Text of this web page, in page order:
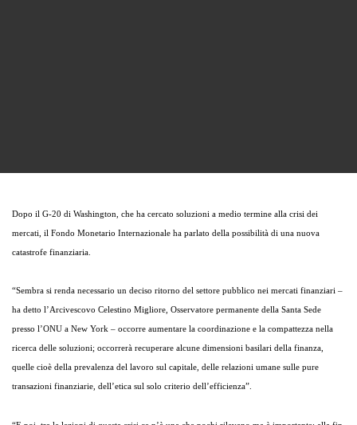
Dopo il G-20 di Washington, che ha cercato soluzioni a medio termine alla crisi dei
mercati, il Fondo Monetario Internazionale ha parlato della possibilità di una nuova
catastrofe finanziaria.
“Sembra si renda necessario un deciso ritorno del settore pubblico nei mercati finanziari –
ha detto l’Arcivescovo Celestino Migliore, Osservatore permanente della Santa Sede
presso l’ONU a New York – occorre aumentare la coordinazione e la compattezza nella
ricerca delle soluzioni; occorrerà recuperare alcune dimensioni basilari della finanza,
quelle cioè della prevalenza del lavoro sul capitale, delle relazioni umane sulle pure
transazioni finanziarie, dell’etica sul solo criterio dell’efficienza”.